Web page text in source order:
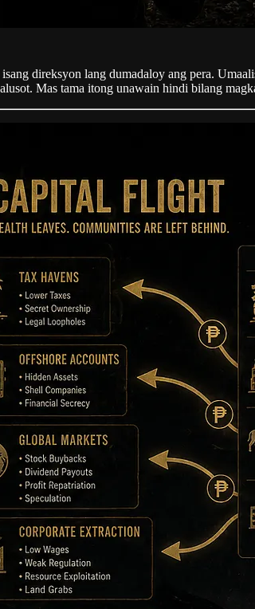
direksyon lang dumadaloy ang pera.
Mas tama itong unawain hindi bilang